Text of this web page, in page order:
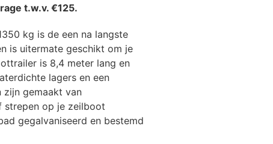
t.w.v. €125.
kg is de een na langste
is uitermate geschikt om je
is 8,4 meter lang en
lagers en een
zijn gemaakt van
strepen op je zeilboot
gegalvaniseerd en bestemd